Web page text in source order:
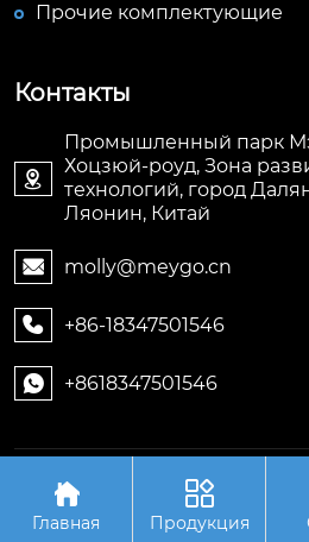
Прочие комплектующие
Контакты

Промышленный парк
Хоцзюй-роуд, Зона
технологий, город
Ляонин, Китай
 molly@meygo.cn
 +86-18347501546
 +8618347501546
Авторское право©ООО Ляонин
Автоматизация Оборудования

Главная

Продукция